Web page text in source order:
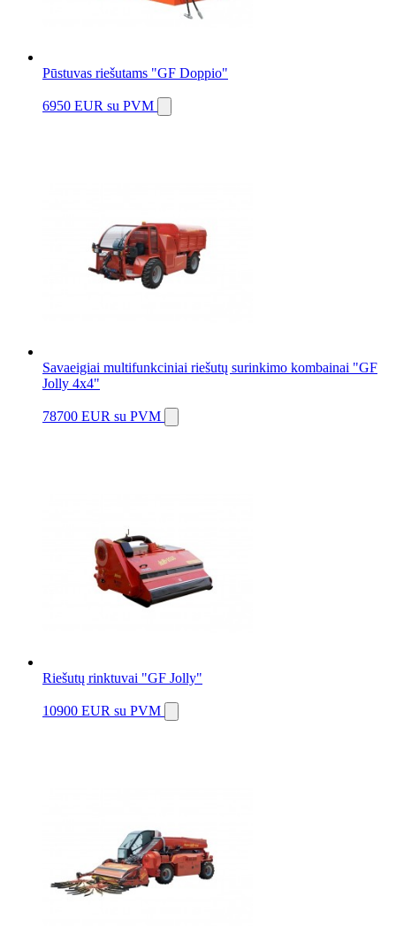
Pūstuvas riešutams "GF Doppio"
6950 EUR su PVM
Savaeigiai multifunkciniai riešutų surinkimo kombainai "GF
Jolly 4x4"
78700 EUR su PVM
Riešutų rinktuvai "GF Jolly"
10900 EUR su PVM